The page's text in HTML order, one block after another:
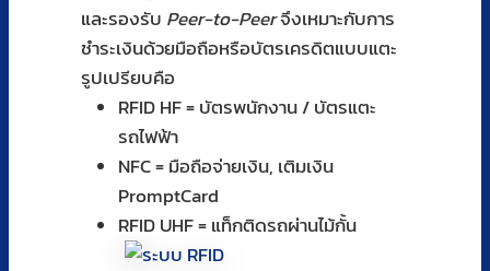
และรองรับ Peer-to-Peerจึงเหมาะกับการ
ชำระเงินด้วยมือถือหรือบัตรเครดิตแบบแตะ
รูปเปรียบคือ
RFID HF = บัตรพนักงาน / บัตรแตะ
รถไฟฟ้า
NFC = มือถือจ่ายเงิน, เติมเงิน
PromptCard
RFID UHF = แท็กติดรถผ่านไม้กั้น